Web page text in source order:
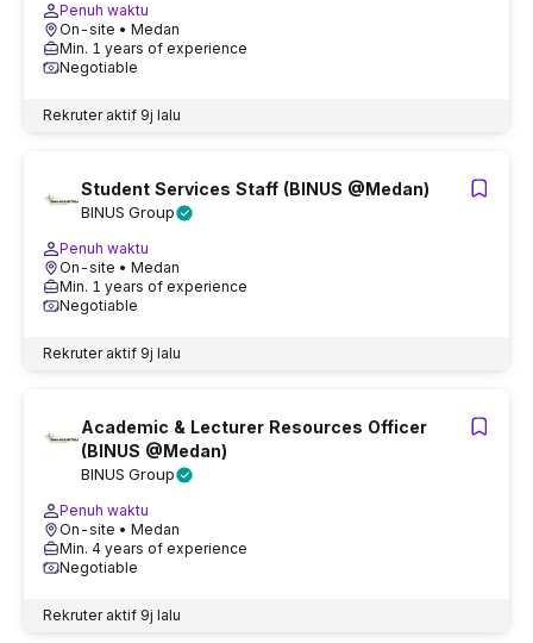
Penuh waktu
On-site • Medan
Min. 1 years of experience
Negotiable
Rekruter aktif 9j lalu
Student Services Staff (BINUS @Medan)
BINUS Group
Penuh waktu
On-site • Medan
Min. 1 years of experience
Negotiable
Rekruter aktif 9j lalu
Academic & Lecturer Resources Officer
(BINUS @Medan)
BINUS Group
Penuh waktu
On-site • Medan
Min. 4 years of experience
Negotiable
Rekruter aktif 9j lalu